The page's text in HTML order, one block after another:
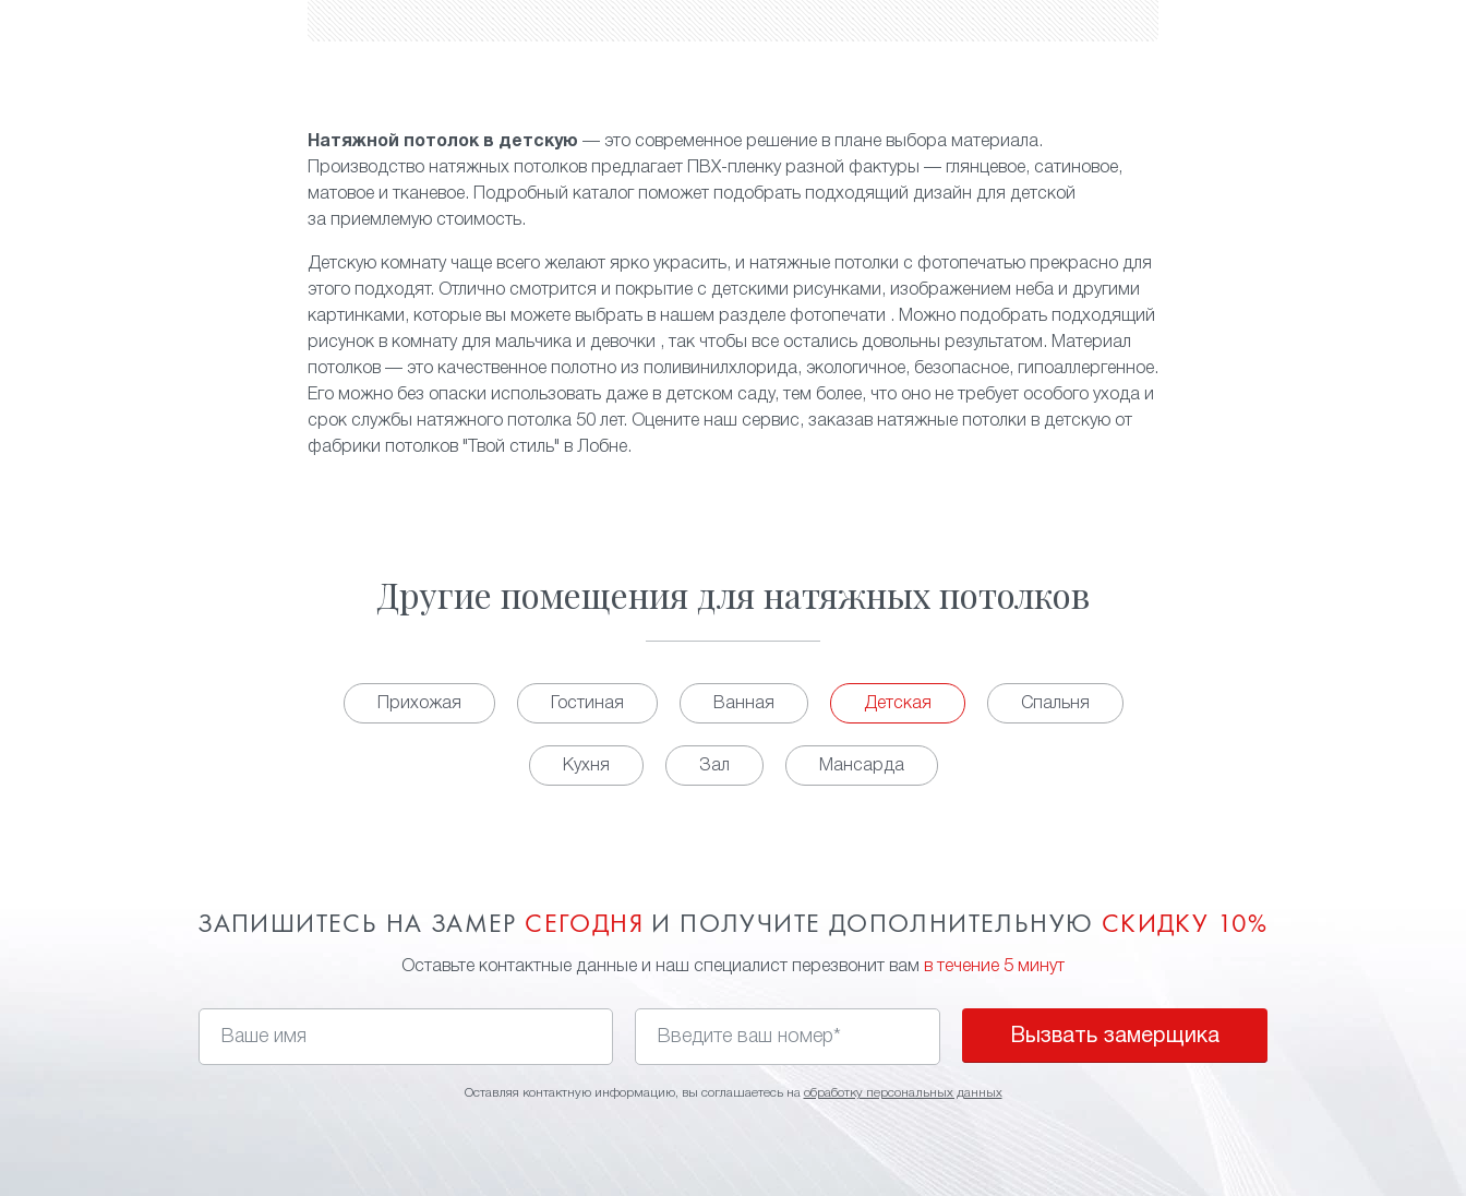
Натяжной потолок в детскую — это современное решение в плане выбора материала.
Производство натяжных потолков предлагает ПВХ-пленку разной фактуры — глянцевое, сатиновое,
матовое итканевое. Подробный каталог поможет подобрать подходящий дизайн для детской
за приемлемую стоимость.
Детскую комнату чаще всего желают ярко украсить, и натяжные потолки с фотопечатью прекрасно для
этого подходят. Отлично смотрится и покрытие с детскими рисунками, изображением неба и другими
картинками, которые вы можете выбрать в нашем разделе фотопечати . Можно подобрать подходящий
рисунок в комнату для мальчика и девочки , так чтобы все остались довольны результатом. Материал
потолков — это качественное полотно из поливинилхлорида, экологичное, безопасное, гипоаллергенное.
Его можно без опаски использовать даже в детском саду, тем более, что оно не требует особого ухода и
срок службы натяжного потолка 50 лет. Оцените наш сервис, заказав натяжные потолки в детскую от
фабрики потолков "Твой стиль" в Лобне.
Другие помещения для натяжных потолков
Прихожая Гостиная Ванная Детская Спальня
Кухня Зал Мансарда
ЗАПИШИТЕСЬ НА ЗАМЕР СЕГОДНЯ И ПОЛУЧИТЕ ДОПОЛНИТЕЛЬНУЮ СКИДКУ 10%
Оставьте контактные данные и наш специалист перезвонит вам в течение 5 минут
Вызвать замерщика
Оставляя контактную информацию, вы соглашаетесь на обработку персональных данных